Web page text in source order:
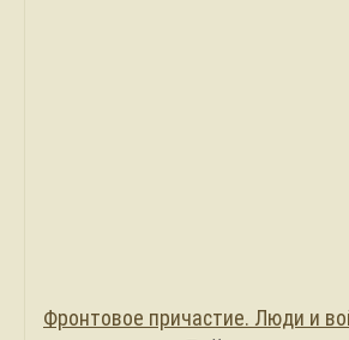
Фронтовое причастие. Люди и